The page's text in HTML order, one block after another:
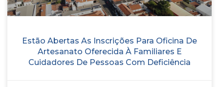
Estão Abertas As Inscrições Para Oficina De
Artesanato Oferecida À Familiares E
Cuidadores De Pessoas Com Deficiência